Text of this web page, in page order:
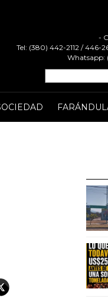
-
Tel: (380) 442-2112 / 446-
Whatsapp: